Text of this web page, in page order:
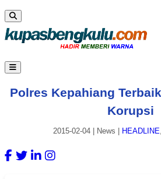
Polres Kepahiang
Korupsi
2015-02-04| News HEADLINE,